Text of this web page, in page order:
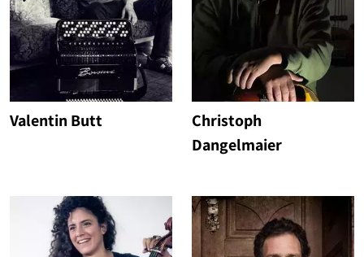
Valentin Butt
Christoph
Dangelmaier